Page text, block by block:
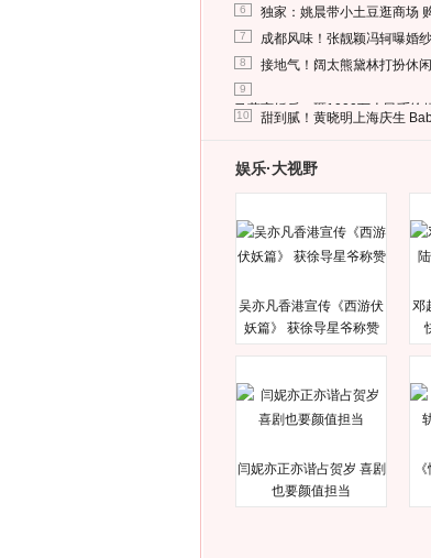
6 独家：姚晨带小土豆逛商场
7 成都风味！张靓颖冯轲曝婚
8 接地气！阔太熊黛林打扮休
9
马蓉离婚后，砸1000万人民币给
10 甜到腻！黄晓明上海庆生
娱乐·大视野
吴亦凡香港宣传《西游伏
妖篇》 获徐导星爷称赞
邓
闫妮亦正亦谐占贺岁 喜剧
也要颜值担当